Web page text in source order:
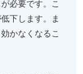
必要です。こ
下します。ま
かなくなるこ